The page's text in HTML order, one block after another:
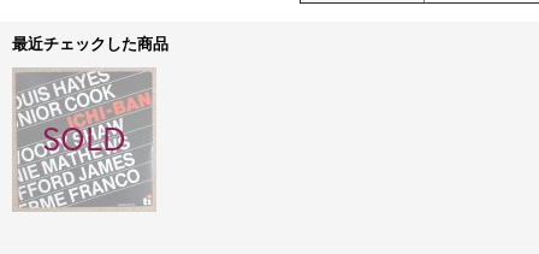
最近チェックした商品